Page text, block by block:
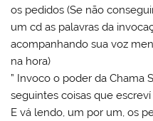
os pedidos (Se não
um cd as palavras da
acompanhando sua voz
na hora)
” Invoco o poder da Chama
seguintes coisas que
E vá lendo, um por um, os